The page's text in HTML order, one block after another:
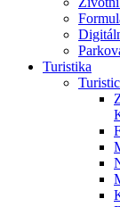
Turistika